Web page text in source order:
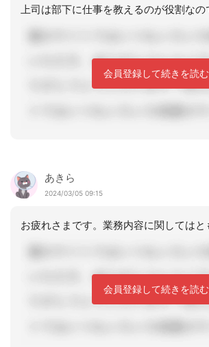
会員登録して続きを読む
あきら
2024/03/05 09:15
会員登録して続きを読む